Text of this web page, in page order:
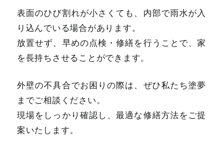
表面のひび割れが小さくても、内部で雨水が入
り込んでいる場合があります。
放置せず、早めの点検・修繕を行うことで、家
を長持ちさせることができます。
外壁の不具合でお困りの際は、ぜひ私たち塗夢
までご相談ください。
現場をしっかり確認し、最適な修繕方法をご提
案いたします。